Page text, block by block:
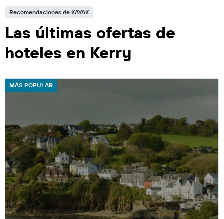
Recomendaciones de KAYAK
Las últimas ofertas de
hoteles en Kerry
MÁS POPULAR